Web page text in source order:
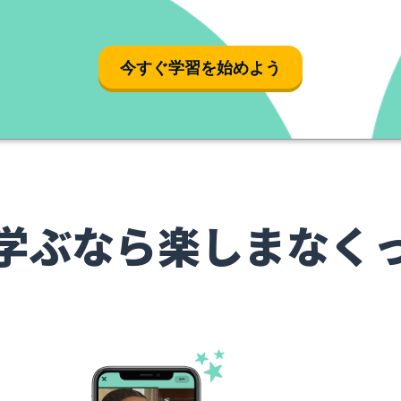
今すぐ学習を始めよう
ぶなら楽しまなく